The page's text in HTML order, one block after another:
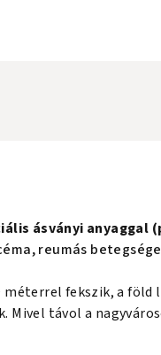
ásványi
reumás
fekszik, a föld
Mivel távol a